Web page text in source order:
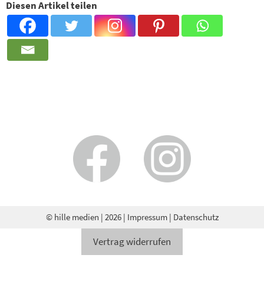
Diesen Artikel teilen
© hille medien | 2026 | Impressum| Datenschutz
Vertrag widerrufen